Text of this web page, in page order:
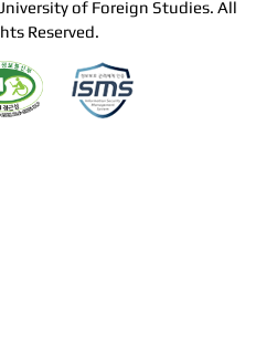
of Foreign Studies. All
Reserved.